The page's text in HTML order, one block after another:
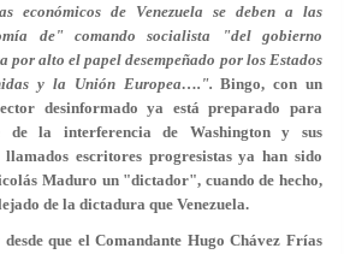
económicos de Venezuela se deben a las
de" comando socialista "del gobierno
por alto el papel desempeñado por los Estados
y la Unión Europea….".Bingo, con un
desinformado ya está preparado para
de la interferencia de Washington y sus
llamados escritores progresistas ya han sido
Maduro un "dictador", cuando de hecho,
de la dictadura que Venezuela.
que el Comandante Hugo Chávez Frías